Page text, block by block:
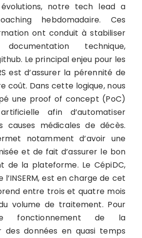
notre tech lead a
hebdomadaire. Ces
ont conduit à stabiliser
technique,
Le principal enjeu pour les
est d’assurer la pérennité de
coût. Dans cette logique, nous
une proof of concept (PoC)
afin d’automatiser
causes médicales de décès.
notamment d’avoir une
et de fait d’assurer le bon
de la plateforme. Le CépiDC,
est en charge de cet
entre trois et quatre mois
volume de traitement. Pour
fonctionnement de la
des données en quasi temps